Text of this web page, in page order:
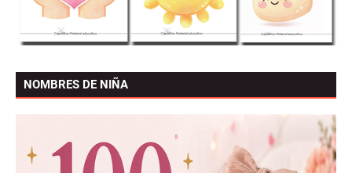
NOMBRES DE NIÑA